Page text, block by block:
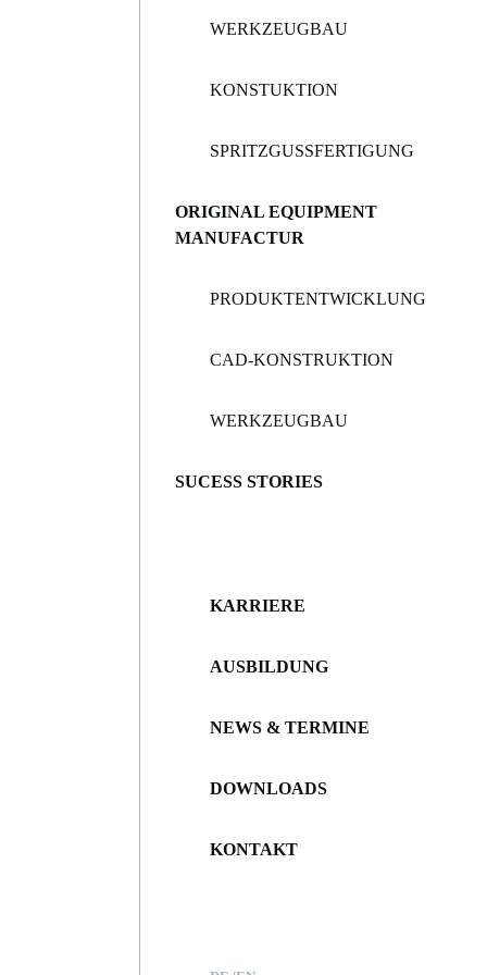
WERKZEUGBAU
KONSTUKTION
SPRITZGUSSFERTIGUNG
ORIGINAL EQUIPMENT
MANUFACTUR
PRODUKTENTWICKLUNG
CAD-KONSTRUKTION
WERKZEUGBAU
SUCESS STORIES
KARRIERE
AUSBILDUNG
NEWS & TERMINE
DOWNLOADS
KONTAKT